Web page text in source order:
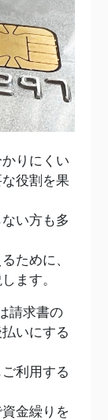
りにくい
役割を果
い方も多
ために、
ます。
請求書の
いにする
利用する
金繰りを